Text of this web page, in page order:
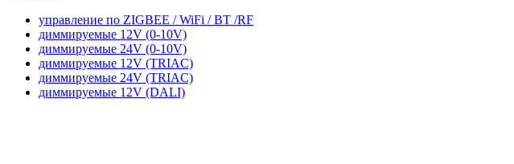
управление по ZIGBEE / WiFi / BT /RF
диммируемые 12V (0-10V)
диммируемые 24V (0-10V)
диммируемые 12V (TRIAC)
диммируемые 24V (TRIAC)
диммируемые 12V (DALI)